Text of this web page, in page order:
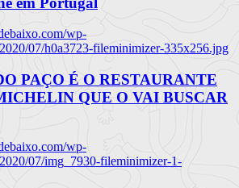
wp-
07/h0a3723-fileminimizer-335x256.jpg
PAÇO É O RESTAURANTE
QUE O VAI BUSCAR
wp-
07/img_7930-fileminimizer-1-